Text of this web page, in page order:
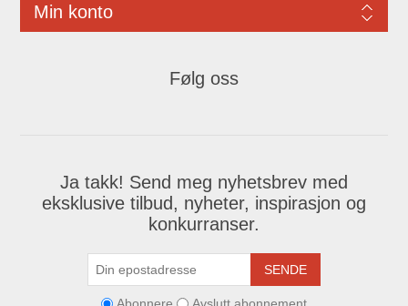
Min konto
Følg oss
Ja takk! Send meg nyhetsbrev med
eksklusive tilbud, nyheter, inspirasjon og
konkurranser.
SENDE